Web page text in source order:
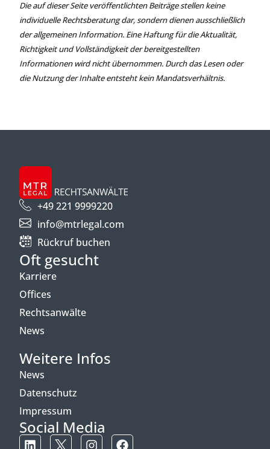
Die auf dieser Seite veröffentlichten Beiträge stellen keine
individuelle Rechtsberatung dar, sondern dienen ausschließlich
der allgemeinen Information. Eine Haftung für die Aktualität,
Richtigkeit und Vollständigkeit der bereitgestellten
Informationen wird nicht übernommen. Durch das Lesen oder
die Nutzung der Inhalte entsteht kein Mandatsverhältnis.
+49 221 9999220
info@mtrlegal.com
Rückruf buchen
Oft gesucht
Karriere
Offices
Rechtsanwälte
News
Weitere Infos
News
Datenschutz
Impressum
Social Media